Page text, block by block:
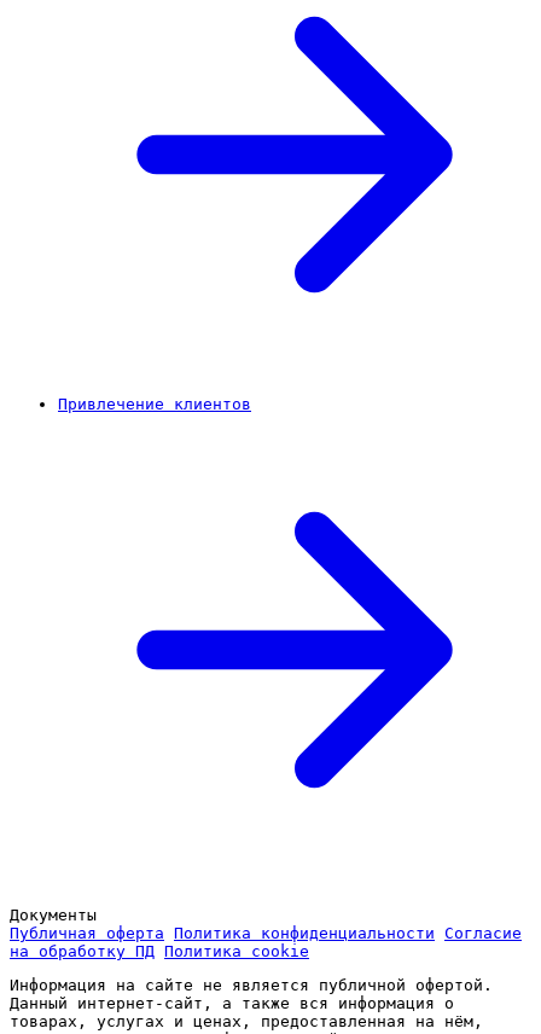
Привлечение клиентов
Документы
Публичная оферта Политика конфиденциальности Согласие
на обработку ПД Политика cookie
Информация на сайте не является публичной офертой.
Данный интернет-сайт, а также вся информация о
товарах, услугах и ценах, предоставленная на нём,